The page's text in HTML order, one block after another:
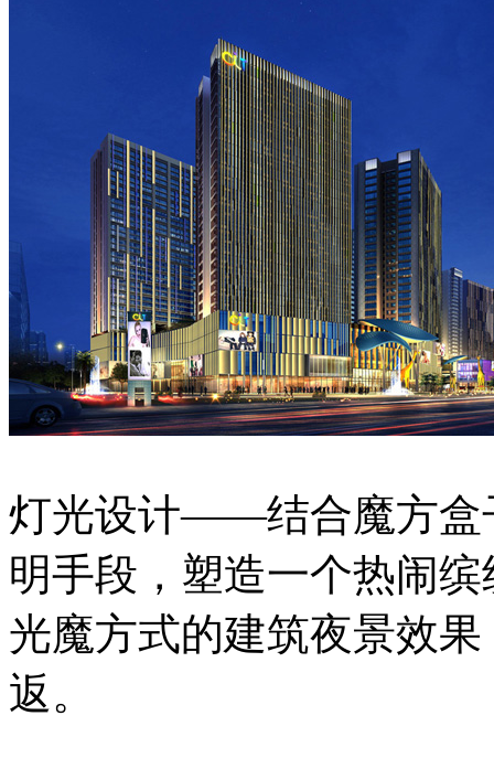
灯光设计——结合魔方盒
明手段，塑造一个热闹
光魔方式的建筑夜景效
返。